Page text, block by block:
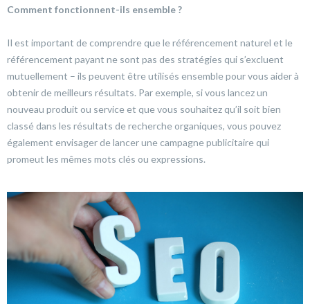
Comment fonctionnent-ils ensemble ?
Il est important de comprendre que le référencement naturel et le
référencement payant ne sont pas des stratégies qui s’excluent
mutuellement – ils peuvent être utilisés ensemble pour vous aider à
obtenir de meilleurs résultats. Par exemple, si vous lancez un
nouveau produit ou service et que vous souhaitez qu’il soit bien
classé dans les résultats de recherche organiques, vous pouvez
également envisager de lancer une campagne publicitaire qui
promeut les mêmes mots clés ou expressions.